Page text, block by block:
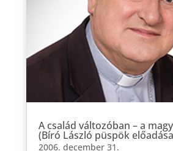
A család változóban – a
(Bíró László püspök
2006. december 31.